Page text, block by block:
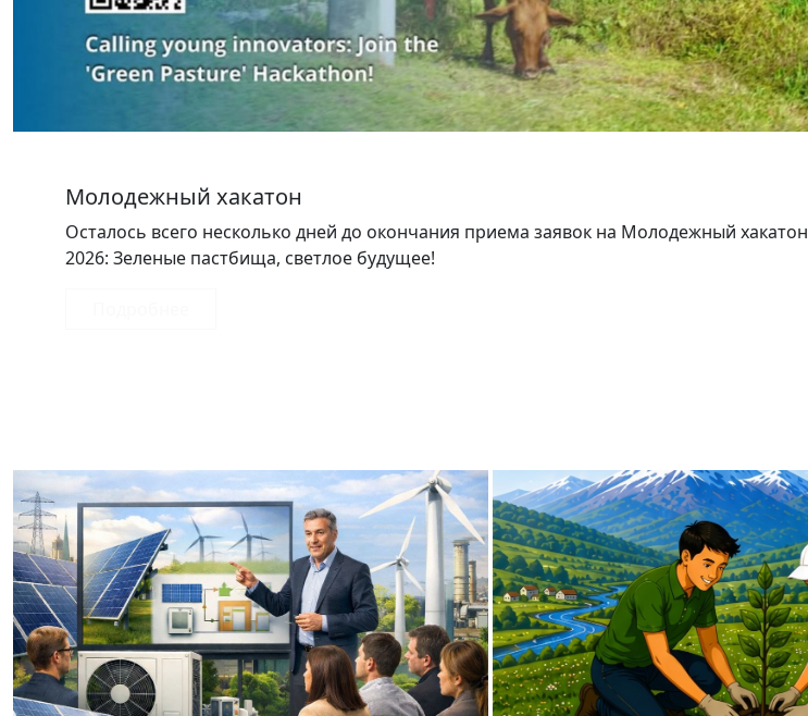
Молодежный хакатон
Осталось всего несколько дней до окончания приема заявок на Молодежный хакатон
2026: Зеленые пастбища, светлое будущее!